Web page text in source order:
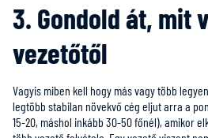
3. Gondold át, mit
vezetőtől
Vagyis miben kell hogy más vagy több
legtöbb stabilan növekvő cég eljut arra a
15-20, máshol inkább 30-50 főnél), amikor